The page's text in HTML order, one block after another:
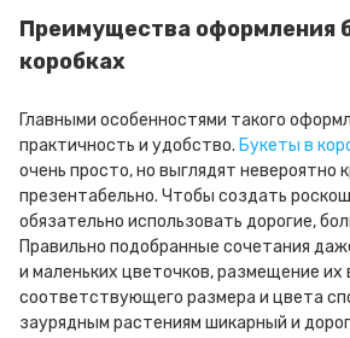
Преимущества оформления
коробках
Главными особенностями такого
практичность и удобство. Букеты в
очень просто, но выглядят невероятно
презентабельно. Чтобы создать
обязательно использовать дорогие,
Правильно подобранные сочетания
и маленьких цветочков, размещение их
соответствующего размера и цвета
заурядным растениям шикарный и